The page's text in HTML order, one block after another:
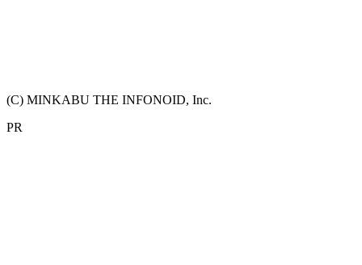
(C) MINKABU THE INFONOID, Inc.
PR